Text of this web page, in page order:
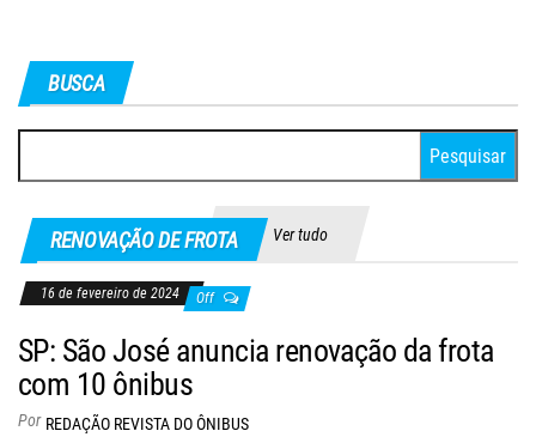
BUSCA
por:
RENOVAÇÃO DE FROTA Ver tudo
16 de fevereiro de 2024 Off
SP: São José anuncia renovação da frota
com 10 ônibus
Por REDAÇÃO REVISTA DO ÔNIBUS